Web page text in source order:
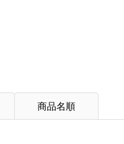
商品名順